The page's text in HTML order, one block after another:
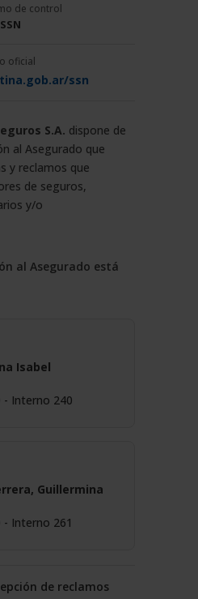
de control
SSN
oficial
ssn
S.A. dispone de
al Asegurado que
y reclamos que
de seguros,
y/o
al Asegurado está
Isabel
- Interno 240
Guillermina
- Interno 261
de reclamos